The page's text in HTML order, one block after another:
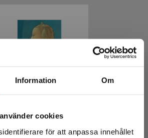
Information Om
cookies
för att anpassa innehållet
Anna Lena